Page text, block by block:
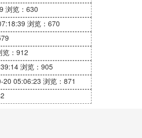
浏览：630
浏览：670
览：912
浏览：905
20 05:06:23 浏览：871